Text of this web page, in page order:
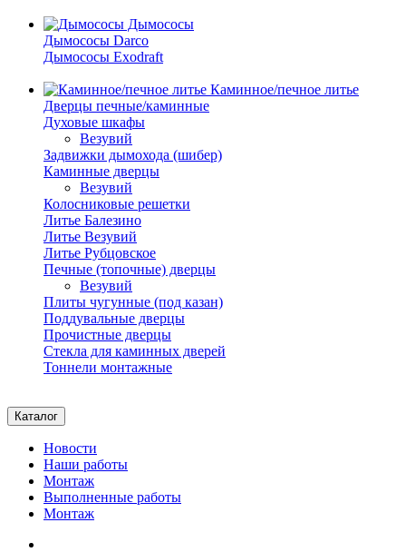
Дымососы
Дымососы Darco
Дымососы Exodraft
Каминное/печное литье
Дверцы печные/каминные
Духовые шкафы
Везувий
Задвижки дымохода (шибер)
Каминные дверцы
Везувий
Колосниковые решетки
Литье Балезино
Литье Везувий
Литье Рубцовское
Печные (топочные) дверцы
Везувий
Плиты чугунные (под казан)
Поддувальные дверцы
Прочистные дверцы
Стекла для каминных дверей
Тоннели монтажные
Каталог
Новости
Наши работы
Монтаж
Выполненные работы
Монтаж